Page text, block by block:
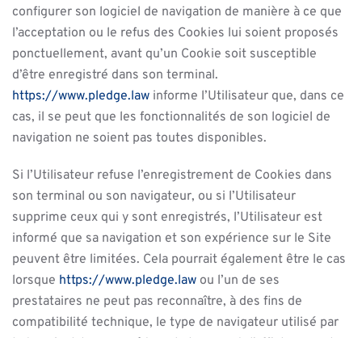
configurer son logiciel de navigation de manière à ce que
l’acceptation ou le refus des Cookies lui soient proposés
ponctuellement, avant qu’un Cookie soit susceptible
d’être enregistré dans son terminal.
https://www.pledge.law informe l’Utilisateur que, dans ce
cas, il se peut que les fonctionnalités de son logiciel de
navigation ne soient pas toutes disponibles.
Si l’Utilisateur refuse l’enregistrement de Cookies dans
son terminal ou son navigateur, ou si l’Utilisateur
supprime ceux qui y sont enregistrés, l’Utilisateur est
informé que sa navigation et son expérience sur le Site
peuvent être limitées. Cela pourrait également être le cas
lorsque https://www.pledge.law ou l’un de ses
prestataires ne peut pas reconnaître, à des fins de
compatibilité technique, le type de navigateur utilisé par